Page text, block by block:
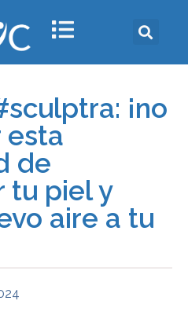
¡no
esta
de
tu piel y
aire a tu